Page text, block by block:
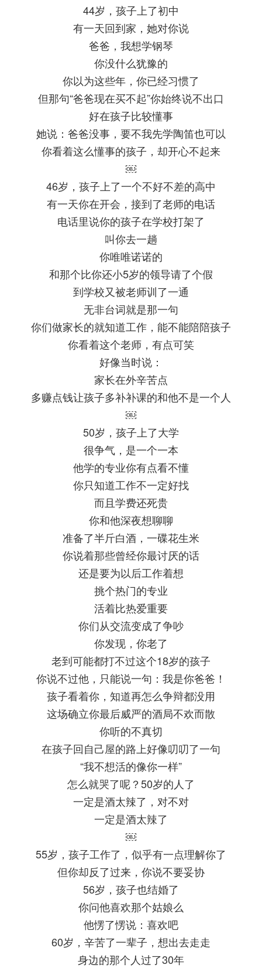
44岁，孩子上了初中
有一天回到家，她对你说
爸爸，我想学钢琴
你没什么犹豫的
你以为这些年，你已经习惯了
但那句“爸爸现在买不起”你始终说不出口
好在孩子比较懂事
她说：爸爸没事，要不我先学陶笛也可以
你看着这么懂事的孩子，却开心不起来
￼
46岁，孩子上了一个不好不差的高中
有一天你在开会，接到了老师的电话
电话里说你的孩子在学校打架了
叫你去一趟
你唯唯诺诺的
和那个比你还小5岁的领导请了个假
到学校又被老师训了一通
无非台词就是那一句
你们做家长的就知道工作，能不能陪陪孩子
你看着这个老师，有点可笑
好像当时说：
家长在外辛苦点
多赚点钱让孩子多补补课的和他不是一个人
￼
50岁，孩子上了大学
很争气，是一个一本
他学的专业你有点看不懂
你只知道工作不一定好找
而且学费还死贵
你和他深夜想聊聊
准备了半斤白酒，一碟花生米
你说着那些曾经你最讨厌的话
还是要为以后工作着想
挑个热门的专业
活着比热爱重要
你们从交流变成了争吵
你发现，你老了
老到可能都打不过这个18岁的孩子
你说不过他，只能说一句：我是你爸爸！
孩子看着你，知道再怎么争辩都没用
这场确立你最后威严的酒局不欢而散
你听的不真切
在孩子回自己屋的路上好像叨叨了一句
“我不想活的像你一样”
怎么就哭了呢？50岁的人了
一定是酒太辣了，对不对
一定是酒太辣了
￼
55岁，孩子工作了，似乎有一点理解你了
但你却反了过来，你说不要妥协
56岁，孩子也结婚了
你问他喜欢那个姑娘么
他愣了愣说：喜欢吧
60岁，辛苦了一辈子，想出去走走
身边的那个人过了30年